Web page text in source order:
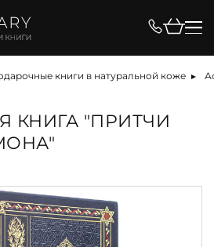
книги в натуральной коже
КНИГА "ПРИТЧИ